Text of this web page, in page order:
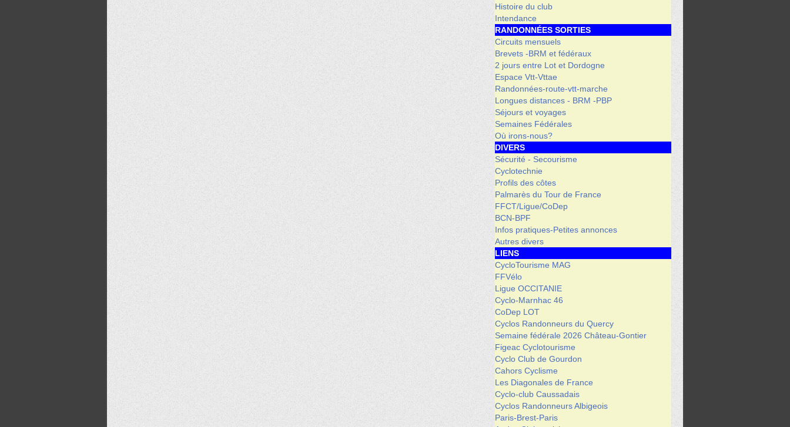
Histoire du club
Intendance
RANDONNÉES SORTIES
Circuits mensuels
Brevets -BRM et fédéraux
2 jours entre Lot et Dordogne
Espace Vtt-Vttae
Randonnées-route-vtt-marche
Longues distances - BRM -PBP
Séjours et voyages
Semaines Fédérales
Où irons-nous?
DIVERS
Sécurité - Secourisme
Cyclotechnie
Profils des côtes
Palmarès du Tour de France
FFCT/Ligue/CoDep
BCN-BPF
Infos pratiques-Petites annonces
Autres divers
LIENS
CycloTourisme MAG
FFVélo
Ligue OCCITANIE
Cyclo-Marnhac 46
CoDep LOT
Cyclos Randonneurs du Quercy
Semaine fédérale 2026 Château-Gontier
Figeac Cyclotourisme
Cyclo Club de Gourdon
Cahors Cyclisme
Les Diagonales de France
Cyclo-club Caussadais
Cyclos Randonneurs Albigeois
Paris-Brest-Paris